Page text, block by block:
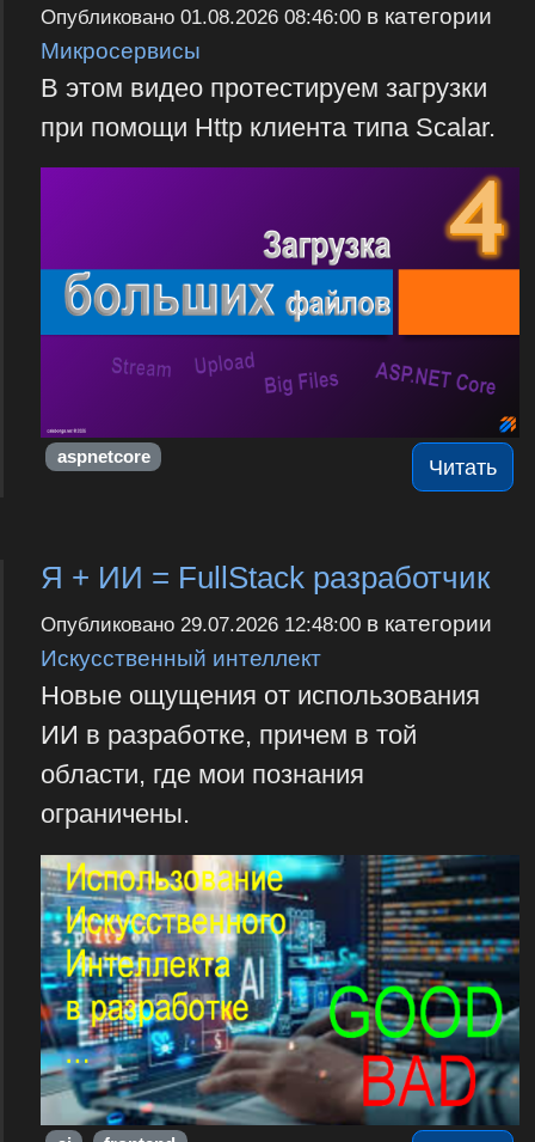
Опубликовано 01.08.2026 08:46:00в категории
Микросервисы
В этом видео протестируем загрузки
при помощи Http клиента типа Scalar.
Читать
aspnetcore
Я + ИИ = FullStack разработчик
Опубликовано 29.07.2026 12:48:00в категории
Искусственный интеллект
Новые ощущения от использования
ИИ в разработке, причем в той
области, где мои познания
ограничены.